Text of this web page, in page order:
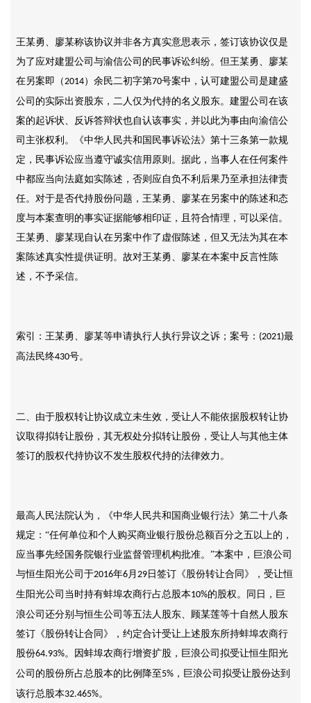
王某勇、廖某称该协议并非各方真实意思表示，签订该协议仅是
为了应对建盟公司与渝信公司的民事诉讼纠纷。但王某勇、廖某
在另案即（2014）余民二初字第70号案中，认可建盟公司是建盛
公司的实际出资股东，二人仅为代持的名义股东。建盟公司在该
案的起诉状、反诉答辩状也自认该事实，并以此为事由向渝信公
司主张权利。《中华人民共和国民事诉讼法》第十三条第一款规
定，民事诉讼应当遵守诚实信用原则。据此，当事人在任何案件
中都应当向法庭如实陈述，否则应自负不利后果乃至承担法律责
任。对于是否代持股份问题，王某勇、廖某在另案中的陈述和态
度与本案查明的事实证据能够相印证，且符合情理，可以采信。
王某勇、廖某现自认在另案中作了虚假陈述，但又无法为其在本
案陈述真实性提供证明。故对王某勇、廖某在本案中反言性陈
述，不予采信。
索引：王某勇、廖某等申请执行人执行异议之诉；案号： (2021)最
高法民终430号。
二、由于股权转让协议成立未生效，受让人不能依据股权转让协
议取得拟转让股份，其无权处分拟转让股份，受让人与其他主体
签订的股权代持协议不发生股权代持的法律效力。
最高人民法院认为，《中华人民共和国商业银行法》第二十八条
规定：“任何单位和个人购买商业银行股份总额百分之五以上的，
应当事先经国务院银行业监督管理机构批准。”本案中，巨浪公司
与恒生阳光公司于2016年6 月 29日签订《股份转让合同》，受让恒
生阳光公司当时持有蚌埠农商行占总股本10%的股权。同日，巨
浪公司还分别与恒生公司等五法人股东、顾某莲等十自然人股东
签订《股份转让合同》，约定合计受让上述股东所持蚌埠农商行
股份64.93%。因蚌埠农商行增资扩股，巨浪公司拟受让恒生阳光
公司的股份所占总股本的比例降至5% ，巨浪公司拟受让股份达到
该行总股本32.465%。